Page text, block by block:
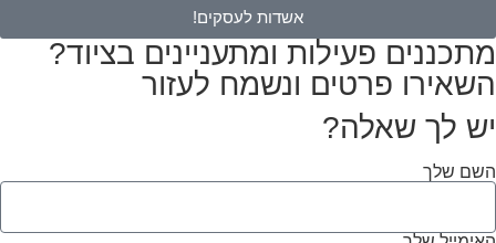
אשדות לעסקים!
מתכננים פעילות ומתעניינים בציוד?
השאירו פרטים ונשמח לעזור
יש לך שאלה?
השם שלך